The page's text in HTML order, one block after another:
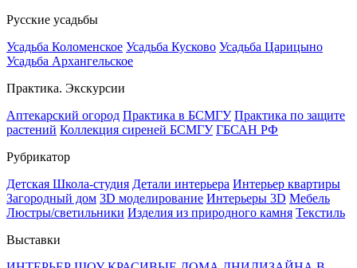
Русские усадьбы
Усадьба Коломенское Усадьба Кусково Усадьба Царицыно
Усадьба Архангельское
Практика. Экскурсии
Аптекарский огород Практика в БСМГУ Практика по защите
растений Коллекция сиреней БСМГУ ГБСАН РФ
Рубрикатор
Детская Школа-студия Детали интерьера Интерьер квартиры
Загородный дом 3D моделирование Интерьеры 3D Мебель
Люстры/светильники Изделия из природного камня Текстиль
Выставки